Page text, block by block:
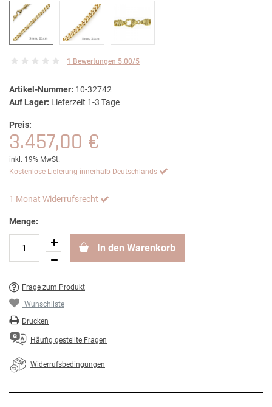
1 Bewertungen 5.00/5
Artikel-Nummer: 10-32742
Auf Lager: Lieferzeit 1-3 Tage
Preis:
3.457,00 €
inkl. 19% MwSt.
Kostenlose Lieferung innerhalb Deutschlands
1 Monat Widerrufsrecht
Menge:
In den Warenkorb
Frage zum Produkt
Wunschliste
Drucken
Häufig gestellte Fragen
Widerrufsbedingungen